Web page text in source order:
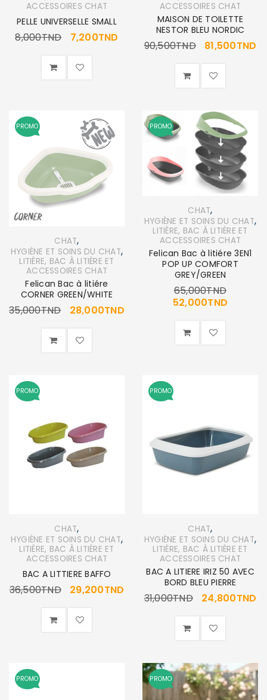
ACCESSOIRES CHAT
PELLE UNIVERSELLE SMALL
8,000TND 7,200TND
ACCESSOIRES CHAT
MAISON DE TOILETTE
NESTOR BLEU NORDIC
90,500TND 81,500TND
PROMO
CHAT,
HYGIÈNE ET SOINS DU CHAT,
LITIÈRE, BAC À LITIÈRE ET
ACCESSOIRES CHAT
Felican Bac à litiére
CORNER GREEN/WHITE
35,000TND 28,000TND
PROMO
CHAT,
HYGIÈNE ET SOINS DU CHAT,
LITIÈRE, BAC À LITIÈRE ET
ACCESSOIRES CHAT
Felican Bac à litiére 3EN1
POP UP COMFORT
GREY/GREEN
65,000TND
52,000TND
PROMO
CHAT,
HYGIÈNE ET SOINS DU CHAT,
LITIÈRE, BAC À LITIÈRE ET
ACCESSOIRES CHAT
BAC A LITTIERE BAFFO
36,500TND 29,200TND
PROMO
CHAT,
HYGIÈNE ET SOINS DU CHAT,
LITIÈRE, BAC À LITIÈRE ET
ACCESSOIRES CHAT
BAC A LITIERE IRIZ 50 AVEC
BORD BLEU PIERRE
31,000TND 24,800TND
PROMO PROMO